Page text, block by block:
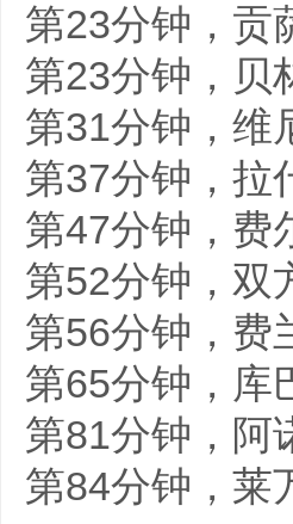
第23分钟，贡
第23分钟，贝
第31分钟，维
第37分钟，拉
第47分钟，费
第52分钟，双
第56分钟，费
第65分钟，库
第81分钟，阿
第84分钟，莱